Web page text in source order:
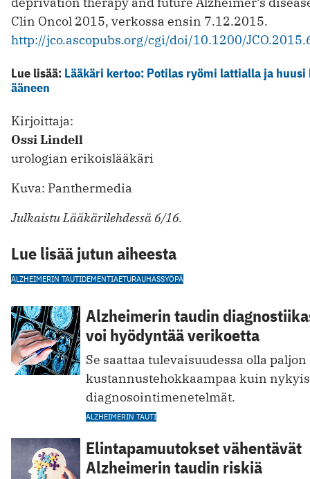
Clin Oncol 2015, verkossa ensin 7.12.2015.
http://jco.ascopubs.org/cgi/doi/10.1200/
Lue lisää: Lääkäri kertoo: Potilas ryömi lattialla ja huusi
ääneen
Kirjoittaja:
Ossi Lindell
urologian erikoislääkäri
Kuva: Panthermedia
Julkaistu Lääkärilehdessä 6/16.
Lue lisää jutun aiheesta
ALZHEIMERIN TAUTIDEMENTIAETURAUHASSYÖPÄ
Alzheimerin taudin
voi hyödyntää verikoetta
Se saattaa tulevaisuudessa olla paljon
kustannustehokkaampaa kuin
diagnosointimenetelmät.
ALZHEIMERIN TAUTI
Elintapamuutokset vähentävät
Alzheimerin taudin riskiä